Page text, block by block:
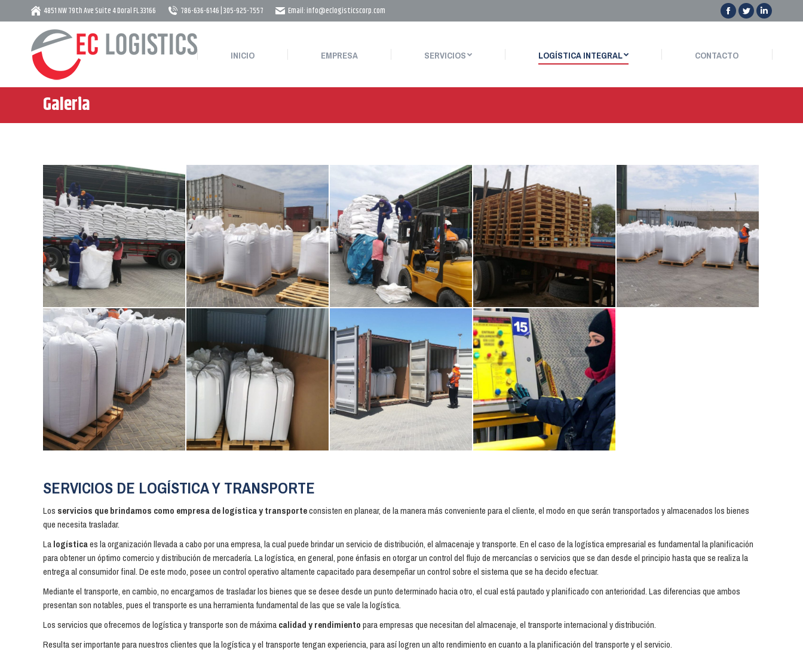
4851 NW 79th Ave Suite 4 Doral FL 33166 786-636-6146 | 305-925-7557 Email: info@eclogisticscorp.com
Facebook
TwitterLinkedin
INICIO EMPRESA SERVICIOS LOGÍSTICA INTEGRAL CONTACTO
Galeria
SERVICIOS DE LOGÍSTICA Y TRANSPORTE
Los servicios que brindamos como empresa de logística y transporteconsisten en planear, de la manera más conveniente para el cliente, el modo en que serán transportados y almacenados los bienes
que necesita trasladar.
Lalogísticaes la organización llevada a cabo por una empresa, la cual puede brindar un servicio de distribución, el almacenaje y transporte. En el caso de la logística empresarial es fundamental la planificación
para obtener un óptimo comercio y distribución de mercadería. La logística, en general, pone énfasis en otorgar un control del flujo de mercancías o servicios que se dan desde el principio hasta que se realiza la
entrega al consumidor final. De este modo, posee un control operativo altamente capacitado para desempeñar un control sobre el sistema que se ha decido efectuar.
Mediante el transporte, en cambio, no encargamos de trasladar los bienes que se desee desde un punto determinado hacia otro, el cual está pautado y planificado con anterioridad. Las diferencias que ambos
presentan son notables, pues el transporte es una herramienta fundamental de las que se vale la logística.
Los servicios que ofrecemos de logística y transporte son de máximacalidad y rendimientopara empresas que necesitan del almacenaje, el transporte internacional y distribución.
Resulta ser importante para nuestros clientes que la logística y el transporte tengan experiencia, para así logren un alto rendimiento en cuanto a la planificación del transporte y el servicio.
INICIO EMPRESA SERVICIOS LOGÍSTICA INTEGRAL CONTACTO